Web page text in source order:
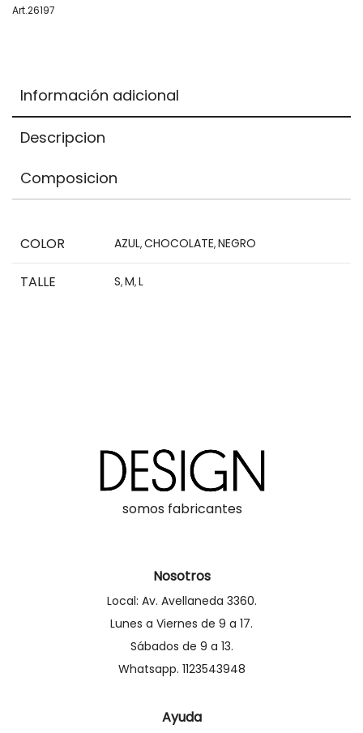
Your
Art.26197
Información adicional
Descripcion
Composicion
COLOR AZUL,CHOCOLATE,NEGRO
TALLE S,M,L
somos fabricantes
Nosotros
Local: Av. Avellaneda 3360.
Lunes a Viernes de 9 a 17.
Sábados de 9 a 13.
Whatsapp. 1123543948
Ayuda